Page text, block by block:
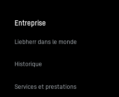
Entreprise
Liebherr dans le monde
Historique
Services et prestations